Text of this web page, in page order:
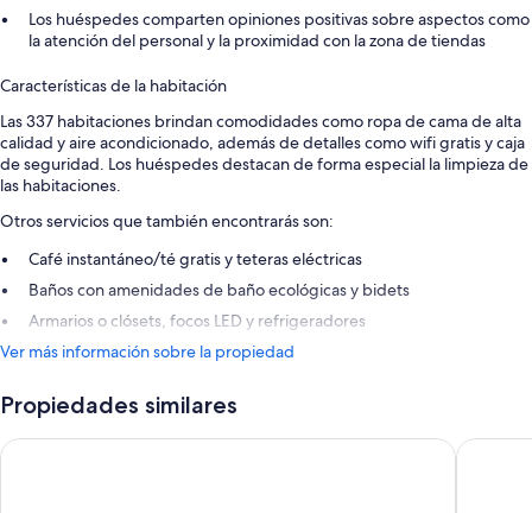
Los huéspedes comparten opiniones positivas sobre aspectos como
la atención del personal y la proximidad con la zona de tiendas
Características de la habitación
Las 337 habitaciones brindan comodidades como ropa de cama de alta
calidad y aire acondicionado, además de detalles como wifi gratis y caja
de seguridad. Los huéspedes destacan de forma especial la limpieza de
las habitaciones.
Otros servicios que también encontrarás son:
Café instantáneo/té gratis y teteras eléctricas
Baños con amenidades de baño ecológicas y bidets
Armarios o clósets, focos LED y refrigeradores
Ver más información sobre la propiedad
Propiedades similares
karaksa hotel TOKYO STATION